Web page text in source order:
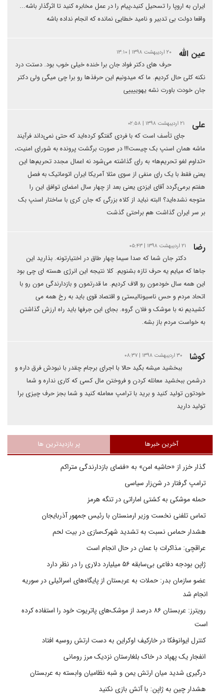
ایران به اروپا را تسحیل کنید،پیام را در عمل مخابره کنید تا اثرگذار باشه...
واقعا دولت بی تدبیر و نامید خطایی نمانده که انجام نداده باشه
عین الله ۲۰ اردیبهشت ۱۳۹۸ | ۱۳:۱۰
حرف های دکتر فواد جان برا خنده خیلی خوب بود. دستت درد
نکنه کلی حال کردیم. ما که میدونیم این حرفذها رو برا چی میگی ولی دکتر
جان خودت باورت نشه یهوییییی
علی ۲۱ اردیبهشت ۱۳۹۸ | ۰۲:۵۸
جای تأسف است که با فردی گفتگو کرده‌اید که حتی نمی‌داند فرآیند
ماشه همان اسنپ بک چیست!!! در صورت برگشت پرونده به شورای امنیت،
«تداوم لغو تحریم‌ها» به رای گذاشته می‌شود نه اعمال مجدد تحریم‌ها این
یعنی فقط با یک رای منفی از سوی مثلا آمریکا ایران اتوماتیک به فصل
هفتم برمی‌گردد آقای ایزدی یعنی بعد از چهار سال امضای توافق این را
متوجه نشده‌اید؟ البته نباید از کلاه بزرگی که جان کری با ساختار اسنپ بک
بر سر ایران گذاشت هم براحتی گذشت
رضا ۲۱ اردیبهشت ۱۳۹۸ | ۰۵:۴۳
دکتر جان شما که صدا سیما چهار طاق در اختیارتونه. بذارید این
جاها که میایم یه حرف تازه بشنویم. کلا نتیجه این انرژی هسته ای چی بود
این همه سال خودمون رو الاف کردیم. ما قدرتمون و بازدارندگی مون رو با
اتحاد مردم و حس ناسیونالیستی و اقتصاد قوی باید به رخ همه می
کشیدیم نه با موشک و فلان گروه. بجای این جرفها باید راه ارزش گذاشتن
به خواست مردم باز بشه.
کوشا ۳۰ اردیبهشت ۱۳۹۸ | ۰۸:۳۷
ببخشید میشه بگید حالا با اجرای برجام چقدر با نبودش فرق داره و
درشمن ببخشید معانله کردن و فروختن مال کسی که کاری نداره و شما
خودتون تولید کنید و برید با ترامپ معامله کنید و شما بجز حرف چیزی برا
تولید دارید
آخرین خبرها پر بازدیدترین ها
گذار خزر از «حاشیه امن» به «فضای بازدارندگی متراکم
ترامپ گرفتار در شن‌زار سیاسی
حمله موشکی به کشتی اماراتی در تنگه هرمز
تماس تلفنی نخست وزیر ارمنستان با رئیس جمهور آذربایجان
هشدار حماس نسبت به تشدید شهرک‌سازی در بیت‌ لحم
عراقچی: مذاکرات با عمان در حال انجام است
ژاپن بودجه دفاعی بی‌سابقه ۵۶ میلیارد دلاری را در نظر دارد
عضو سازمان بدر: حملات به عربستان از پایگاه‌های اسرائیلی در سوریه
انجام شد
رویترز: عربستان ۸۶ درصد از موشک‌های پاتریوت خود را استفاده کرده
است
کنترل ایوانوفکا در خارکیف اوکراین به دست ارتش روسیه افتاد
انفجار یک پهپاد در خاک بلغارستان نزدیک مرز رومانی
درگیری شدید میان ارتش یمن و شبه نظامیان وابسته به عربستان
هشدار چین به ژاپن: با آتش بازی نکنید